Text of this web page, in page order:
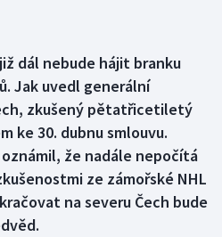
dál nebude hájit branku
Jak uvedl generální
zkušený pětatřicetiletý
ke 30. dubnu smlouvu.
že nadále nepočítá
ze zámořské NHL
na severu Čech bude